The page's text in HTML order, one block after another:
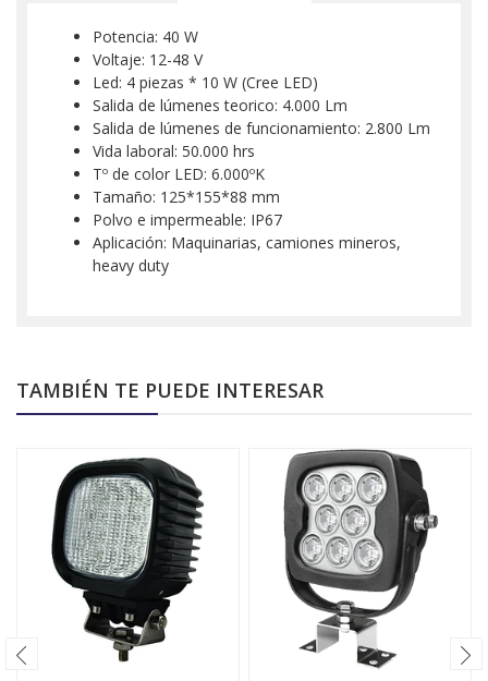
Potencia: 40 W
Voltaje: 12-48 V
Led: 4 piezas * 10 W (Cree LED)
Salida de lúmenes teorico: 4.000 Lm
Salida de lúmenes de funcionamiento: 2.800 Lm
Vida laboral: 50.000 hrs
Tº de color LED: 6.000ºK
Tamaño: 125*155*88 mm
Polvo e impermeable: IP67
Aplicación: Maquinarias, camiones mineros,
heavy duty
TAMBIÉN TE PUEDE INTERESAR